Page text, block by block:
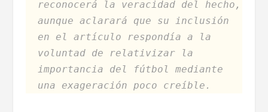
reconocerá la veracidad del hecho,
aunque aclarará que su inclusión
en el artículo respondía a la
voluntad de relativizar la
importancia del fútbol mediante
una exageración poco creíble.